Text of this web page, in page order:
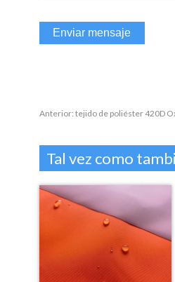
Anterior: tejido de poliéster 420D
Tal vez como